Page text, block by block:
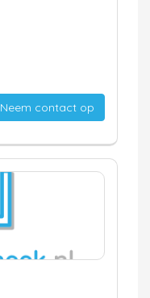
Neem contact op